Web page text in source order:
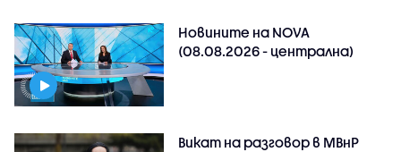
Новините на NOVA
(08.08.2026 - централна)
Викат на разговор в МВнР